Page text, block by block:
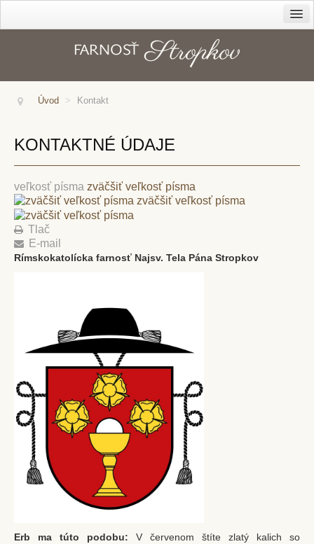
Kanonická vizitácia z r. 1816
Správcovia farnosti
Kapláni
Rehoľníci
Rodáci
Filiálky
Kláštorný kostol Stropkov
Chotča
Kalvária
CZŠ sv. Petra a Pavla
Komunitné centrum
Dom detí Božieho milosrdenstva
Úvod > Kontakt
KONTAKTNÉ ÚDAJE
veľkosť písma zväčšiť veľkosť písma
zväčšiť veľkosť písma
Tlač
E-mail
Rímskokatolícka farnosť Najsv. Tela Pána Stropkov
Erb ma túto podobu: V červenom štíte zlatý kalich so